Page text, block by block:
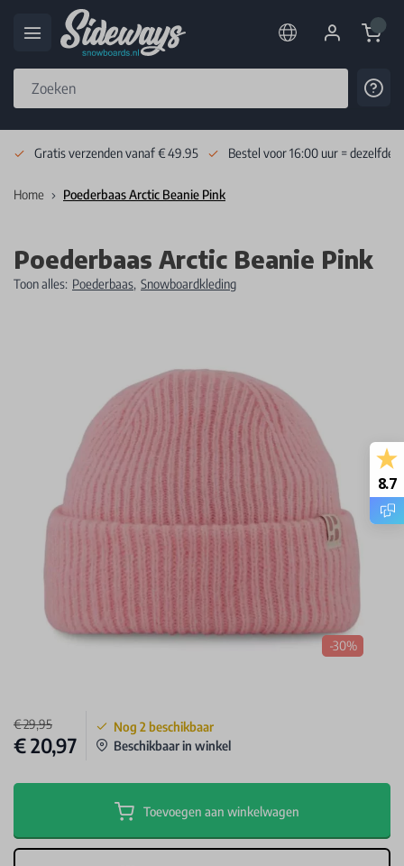
Cart
Gratis verzenden vanaf € 49.95 Bestel voor 16:00 uur = dezelfde
Home Poederbaas Arctic Beanie Pink
Poederbaas Arctic Beanie Pink
Toon alles: Poederbaas, Snowboardkleding
-30%
€ 29,95
€ 20,97
Nog 2 beschikbaar
Beschikbaar in winkel
Toevoegen aan winkelwagen
8.7